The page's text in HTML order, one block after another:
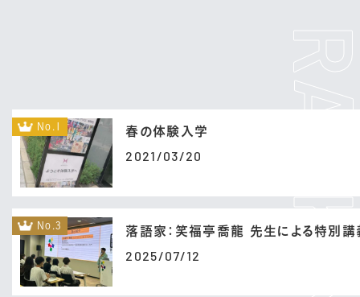
No.1 春の体験入学
2021/03/20
No.3 落語家：笑福亭喬龍 先生による特別講
2025/07/12